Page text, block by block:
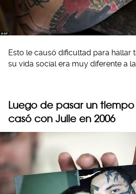
Esto le causó dificultad para hallar
su vida social era muy diferente a
Luego de pasar un tiempo
casó con Julie en 2006